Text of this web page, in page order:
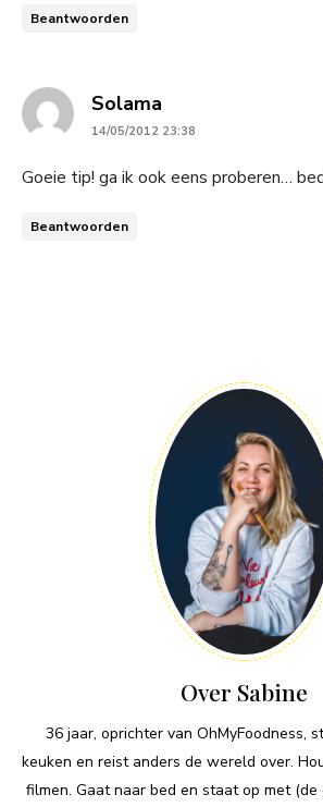
Beantwoorden
Solama
14/05/2012 23:38
Goeie tip! ga ik ook eens proberen…
Beantwoorden
Over Sabine
36 jaar, oprichter van OhMyFoodness,
keuken en reist anders de wereld over.
filmen. Gaat naar bed en staat op met (de